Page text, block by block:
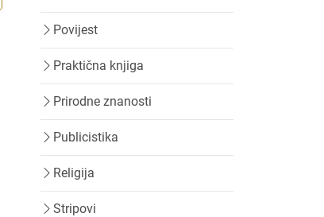
Povijest
Praktična knjiga
Prirodne znanosti
Publicistika
Religija
Stripovi